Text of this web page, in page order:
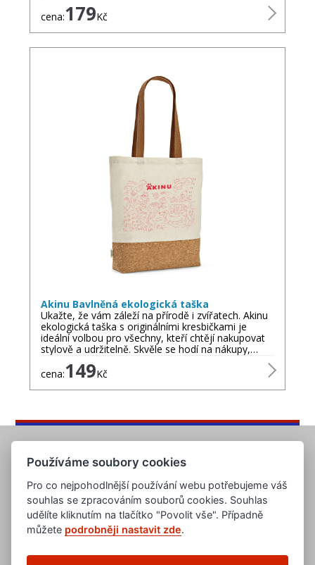
cena:179Kč
Akinu Bavlněná ekologická taška
Ukažte, že vám záleží na přírodě i zvířatech. Akinu
ekologická taška s originálními kresbičkami je
ideální volbou pro všechny, kteří chtějí nakupovat
stylově a udržitelně. Skvěle se hodí na nákupy,…
cena:149Kč
www.evropska-databanka.cz
Používáme soubory cookies
Pro co nejpohodlnější používání webu potřebujeme váš
souhlas se zpracováním souborů cookies. Souhlas
udělíte kliknutím na tlačítko "Povolit vše". Případně
můžete podrobněji nastavit zde.